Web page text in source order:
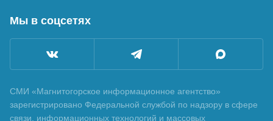
Мы в соцсетях
СМИ «Магнитогорское информационное агентство»
зарегистрировано Федеральной службой по надзору в сфере
связи, информационных технологий и массовых